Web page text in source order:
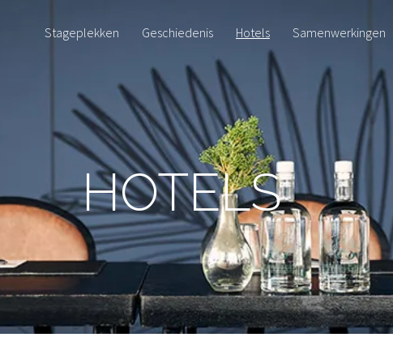
Stageplekken Geschiedenis Hotels Samenwerkingen
HOTELS